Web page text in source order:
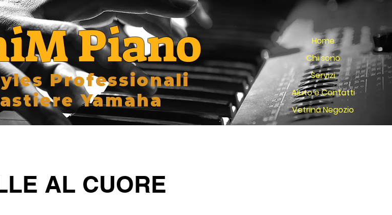
Piano
Professionali
Yamaha
Home
Chi sono
Servizi
Aiuto e Contatti
Vetrina Negozio
AL CUORE